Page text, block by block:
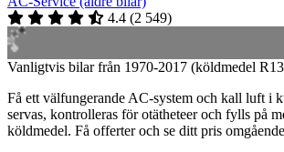
4.4 (2 549)
Vanligtvis bilar från 1970-2017 (köldmedel
Få ett välfungerande AC-system och kall luft i
servas, kontrolleras för otätheteer och fylls på
köldmedel. Få offerter och se ditt pris